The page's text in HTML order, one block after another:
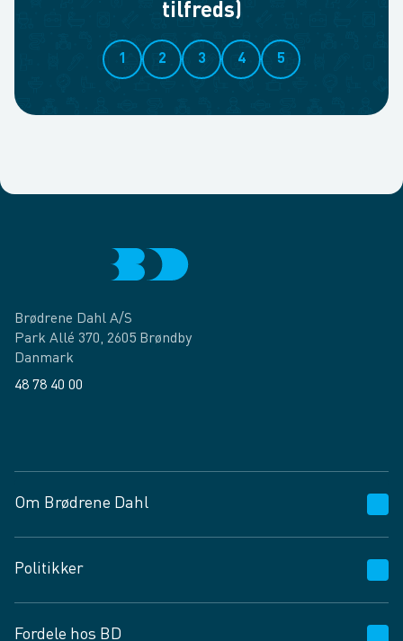
tilfreds)
1 2 3 4 5
Brødrene Dahl A/S
Park Allé 370, 2605 Brøndby
Danmark
48 78 40 00
Om Brødrene Dahl
Vagttelefon 30 10 89 89
Spørgsmål og svar
Politikker
Fordele hos BD